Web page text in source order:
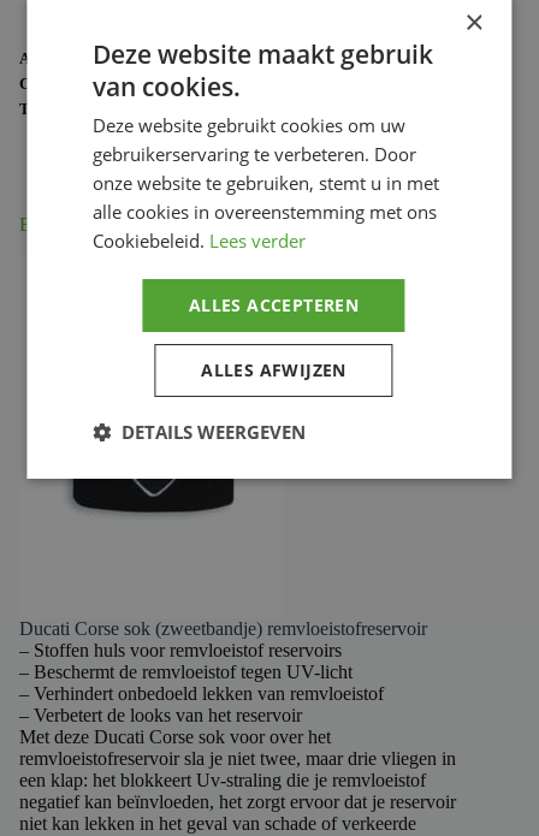
ARTIKELNUMMER:97980711A
CATEGORIE:DUCATI MERCHANDISE
TAG:
Beschrijving
Ducati Corse sok (zweetbandje) remvloeistofreservoir
– Stoffen huls voor remvloeistof reservoirs
– Beschermt de remvloeistof tegen UV-licht
– Verhindert onbedoeld lekken van remvloeistof
– Verbetert de looks van het reservoir
Met deze Ducati Corse sok voor over het
remvloeistofreservoir sla je niet twee, maar drie vliegen in
een klap: het blokkeert Uv-straling die je remvloeistof
negatief kan beïnvloeden, het zorgt ervoor dat je reservoir
niet kan lekken in het geval van schade of verkeerde
×
Deze website maakt gebruik
van cookies.
Deze website gebruikt cookies om uw
gebruikerservaring te verbeteren. Door
onze website te gebruiken, stemt u in met
alle cookies in overeenstemming met ons
Cookiebeleid. Lees verder
ALLES ACCEPTEREN
ALLES AFWIJZEN
DETAILS WEERGEVEN